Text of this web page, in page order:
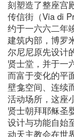
刻塑造了整座宫
传信街（Via di
约于一六六二年
建筑内部，博罗
尔尼尼原先设计
贤士堂，并于一
而富于变化的平
壁龛空间、连续
活动场所，这座
贤士朝拜耶稣圣
设计与功能自
动天主教会在世